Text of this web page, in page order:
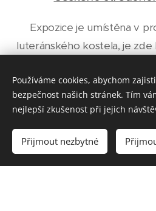
Expozice je umístěna v
luteránského kostela, je zde
Používáme cookies, abychom
bezpečnost našich stránek. Tím
nejlepší zkušenost při jejich
Přijmout nezbytné